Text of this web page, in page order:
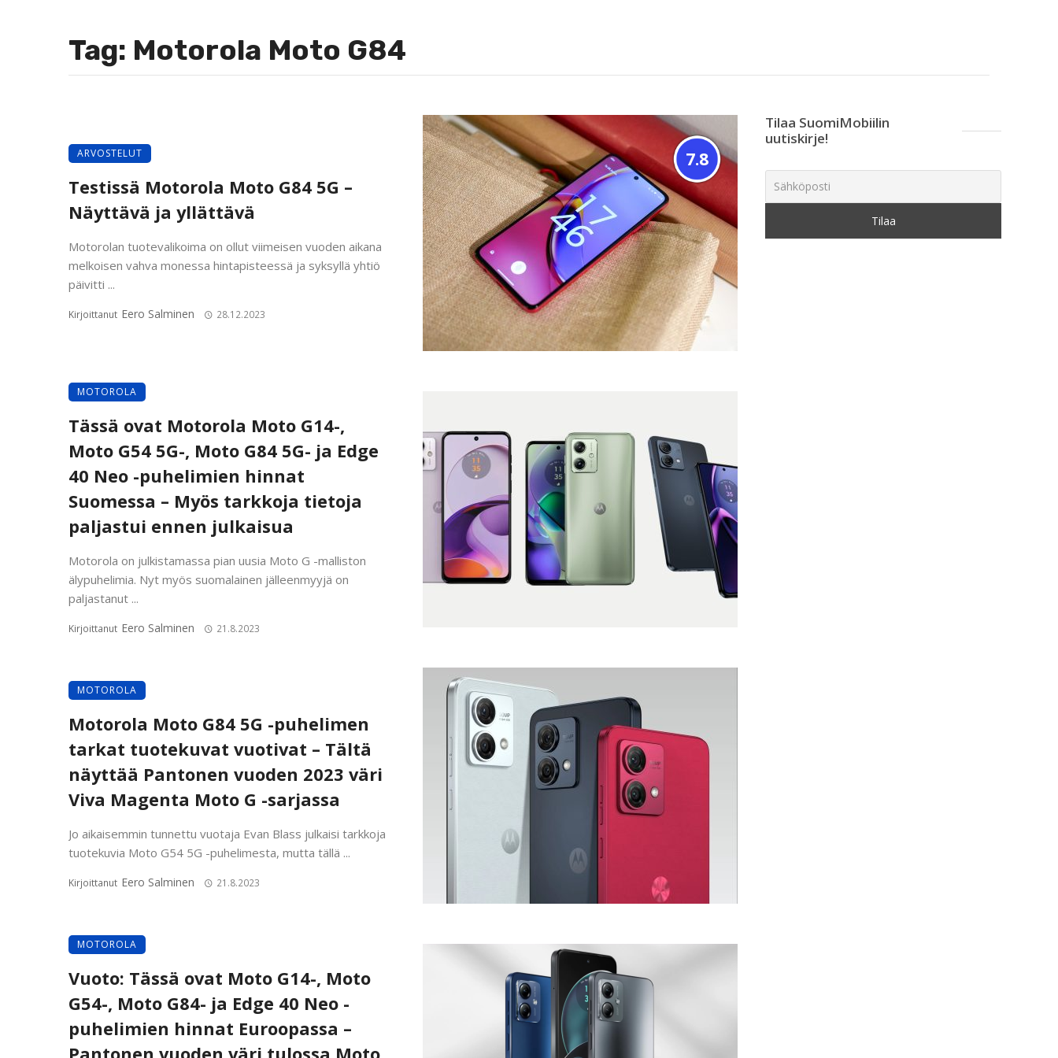
Tag: Motorola Moto G84
7.8
ARVOSTELUT
Testissä Motorola Moto G84 5G –
Näyttävä ja yllättävä
Motorolan tuotevalikoima on ollut viimeisen vuoden aikana
melkoisen vahva monessa hintapisteessä ja syksyllä yhtiö
päivitti ...
Kirjoittanut Eero Salminen 28.12.2023
MOTOROLA
Tässä ovat Motorola Moto G14-,
Moto G54 5G-, Moto G84 5G- ja Edge
40 Neo -puhelimien hinnat
Suomessa – Myös tarkkoja tietoja
paljastui ennen julkaisua
Motorola on julkistamassa pian uusia Moto G -malliston
älypuhelimia. Nyt myös suomalainen jälleenmyyjä on
paljastanut ...
Kirjoittanut Eero Salminen 21.8.2023
MOTOROLA
Motorola Moto G84 5G -puhelimen
tarkat tuotekuvat vuotivat – Tältä
näyttää Pantonen vuoden 2023 väri
Viva Magenta Moto G -sarjassa
Jo aikaisemmin tunnettu vuotaja Evan Blass julkaisi tarkkoja
tuotekuvia Moto G54 5G -puhelimesta, mutta tällä ...
Kirjoittanut Eero Salminen 21.8.2023
MOTOROLA
Vuoto: Tässä ovat Moto G14-, Moto
G54-, Moto G84- ja Edge 40 Neo -
puhelimien hinnat Euroopassa –
Tilaa SuomiMobiilin
uutiskirje!